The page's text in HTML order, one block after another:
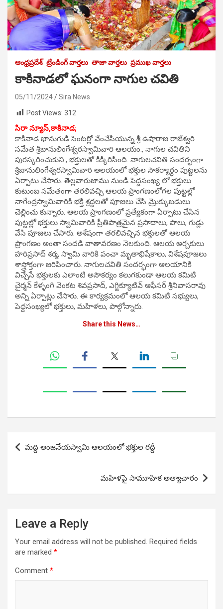
ఆంధ్రప్రదేశ్ ట్రేండింగ్ వార్తలు తాజా వార్తలు ప్రముఖ వార్తలు
కాకినాడలో ఘనంగా నాగుల చవితి
05/11/2024
Sira News
Post Views: 312
సిరా న్యూస్,కాకినాడ;
కాకినాడ భానుగుడి సెంటర్లో వేంచేసియున్న శ్రీ ఉషారాజ రాజేశ్వరి
సమేత శ్రీబానులింగేశ్వరస్వామివారి ఆలయం., నాగుల చవితిని
పురస్కరించుకుని., భక్తులతో కిక్కిరిసింది. నాగులచవితి సందర్భంగా
శ్రీబానులింగేశ్వరస్వామివారి ఆలయంలో భక్తుల సౌకర్యార్ధం పుట్టలను
ఏర్పాటు చేసారు. తెల్లవారుజాము నుండి పెద్దసంఖ్య లో భక్తులు
కుటుంబ సమేతంగా తరలివచ్చి ఆలయ ప్రాంగణంలోగల పుట్టల్లో
నాగేంద్రస్వామివారికి భక్తి శ్రద్దలతో పూజలు చేసి మ్రొక్కుబడులు
చెల్లించు కున్నారు. ఆలయ ప్రాంగణంలో ప్రత్యేకంగా ఏర్పాటు చేసిన
పుట్టల్లో భక్తులు స్వామివారికి ప్రీతిపాత్రమైన ప్రసాదాలు, పాలు, గుడ్లు
వేసి పూజలు చేసారు. అశేషంగా తరలివచ్చిన భక్తులతో ఆలయ
ప్రాంగణం అంతా సందడి వాతావరణం నెలకుంది. ఆలయ అర్చకులు
హరిప్రసాద్ శర్మ, స్వామి వారికి పంచా మృతాభిషేకాలు, విశేషపూజలు
శాస్త్రోక్తంగా జరిపించారు. నాగులచవితి సందర్భంగా ఆలయానికి
విచ్చేసే భక్తులకు ఎలాంటి అసౌకర్యం కలుగకుండా ఆలయ కమిటి
చైర్మన్ కేళ్ళంగి వెంకట శివప్రసాద్, ఎగ్జిక్యూటివ్ ఆఫీసర్ శ్రీనివాసరావు
అన్ని ఏర్పాట్లు చేసారు. ఈ కార్యక్రమంలో ఆలయ కమిటి సభ్యులు,
పెద్దసంఖ్యలో భక్తులు, మహిళలు, పాల్గోన్నారు.
Share this News…
Post
navigation
మద్ది అంజనేయస్వామి ఆలయంలో భక్తుల రద్దీ
మహిళపై సామూహిక అత్యాచారం
Leave a Reply
Your email address will not be published. Required fields
are marked *
Comment *